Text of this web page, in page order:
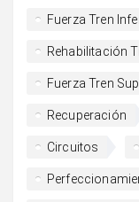
Fuerza Tren
Rehabilitación
Fuerza Tren
Recuperación
Circuitos